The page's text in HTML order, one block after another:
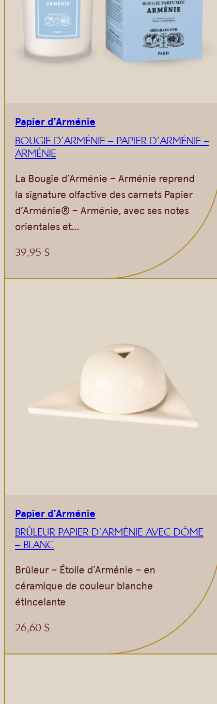
Authentiques
Savons moulés
Beurre de Karité
Savons sur corde
Argiles
Eaux florales
Exfoliants
Gommages
Hydratants
Savons en barre
Savons sur corde
Gommages
Savons en barre
Huiles
Papier d’Arménie
BOUGIE D’ARMÉNIE – PAPIER D’ARMÉNIE –
ARMÉNIE
La Bougie d’Arménie – Arménie reprend
la signature olfactive des carnets Papier
d’Arménie® – Arménie, avec ses notes
orientales et…
39,95 $
Papier d’Arménie
BRÛLEUR PAPIER D’ARMÉNIE AVEC DÔME
– BLANC
Brûleur – Étoile d’Arménie – en
céramique de couleur blanche
étincelante
26,60 $